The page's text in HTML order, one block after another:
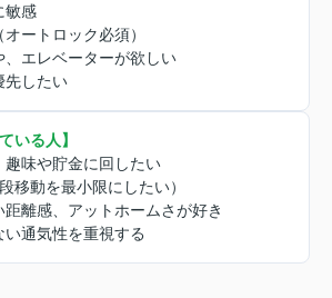
敏感
ートロック必須）
、エレベーターが欲しい
先したい
いる人】
趣味や貯金に回したい
移動を最小限にしたい）
離感、アットホームさが好き
通気性を重視する